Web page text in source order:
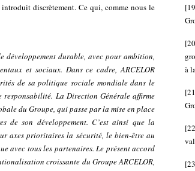
discrètement. Ce qui, comme nous le
développement durable, avec pour ambition,
et sociaux. Dans ce cadre, ARCELOR
de sa politique sociale mondiale dans le
responsabilité. La Direction Générale affirme
du Groupe, qui passe par la mise en place
de son développement. C’est ainsi que la
axes prioritaires la sécurité, le bien-être au
avec tous les partenaires. Le présent accord
croissante du Groupe ARCELOR,
[19
[20
à
[21
[22
[23